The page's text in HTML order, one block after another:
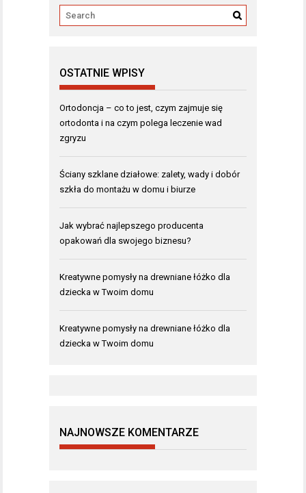
OSTATNIE WPISY
Ortodoncja – co to jest, czym zajmuje się
ortodonta i na czym polega leczenie wad
zgryzu
Ściany szklane działowe: zalety, wady i dobór
szkła do montażu w domu i biurze
Jak wybrać najlepszego producenta
opakowań dla swojego biznesu?
Kreatywne pomysły na drewniane łóżko dla
dziecka w Twoim domu
Kreatywne pomysły na drewniane łóżko dla
dziecka w Twoim domu
NAJNOWSZE KOMENTARZE